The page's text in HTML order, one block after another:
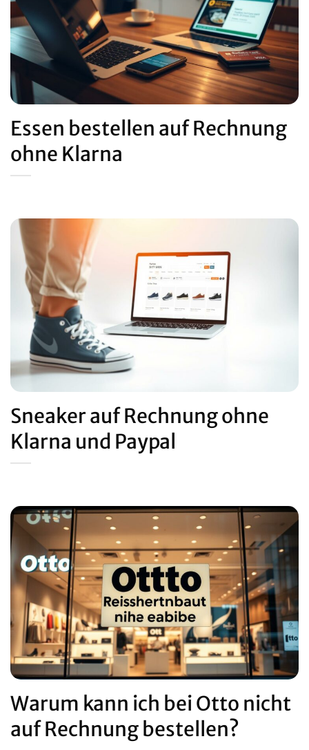
Essen bestellen auf Rechnung
ohne Klarna
Sneaker auf Rechnung ohne
Klarna und Paypal
Warum kann ich bei Otto nicht
auf Rechnung bestellen?